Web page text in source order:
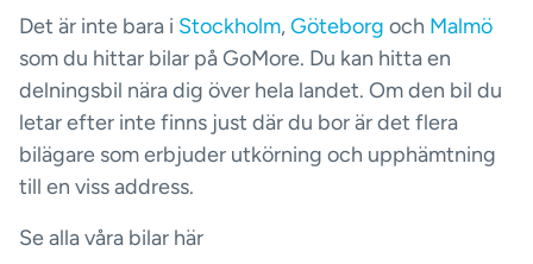
Det är inte bara i Stockholm,Göteborg och Malmö
som du hittar bilar på GoMore. Du kan hitta en
delningsbil nära dig över hela landet. Om den bil du
letar efter inte finns just där du bor är det flera
bilägare som erbjuder utkörning och upphämtning
till en viss address.
Se alla våra bilar här